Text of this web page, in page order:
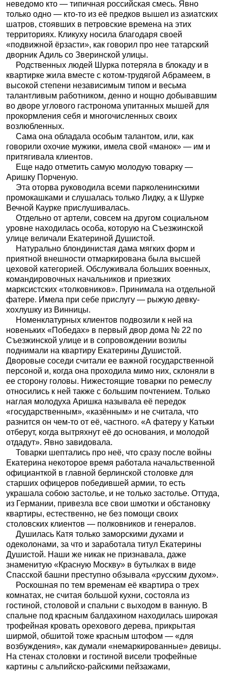
неведомо кто — типичная российская смесь. Явно
только одно — кто-то из её предков вышел из азиатских
шатров, стоявших в петровские времена на этих
территориях. Кликуху носила благодаря своей
«подвижной ёрзасти», как говорил про нее татарский
дворник Адиль со Зверинской улицы.
Родственных людей Шурка потеряла в блокаду и в
квартирке жила вместе с котом-трудягой Абрамеем, в
высокой степени независимым типом и весьма
талантливым работником, денно и нощно добывавшим
во дворе углового гастронома упитанных мышей для
прокормления себя и многочисленных своих
возлюбленных.
Сама она обладала особым талантом, или, как
говорили охочие мужики, имела свой «манок» — им и
притягивала клиентов.
Еще надо отметить самую молодую товарку —
Аришку Порченую.
Эта оторва руководила всеми парколенинскими
промокашками и слушалась только Лидку, а к Шурке
Вечной Каурке прислушивалась.
Отдельно от артели, совсем на другом социальном
уровне находилась особа, которую на Съезжинской
улице величали Екатериной Душистой.
Натурально блондинистая дама мягких форм и
приятной внешности отмаркирована была высшей
цеховой категорией. Обслуживала больших военных,
командировочных начальников и приезжих
марксистских «толковников». Принимала на отдельной
фатере. Имела при себе прислугу — рыжую девку-
хохлушку из Винницы.
Номенклатурных клиентов подвозили к ней на
новеньких «Победах» в первый двор дома № 22 по
Съезжинской улице и в сопровождении возилы
поднимали на квартиру Екатерины Душистой.
Дворовые соседи считали ее важной государственной
персоной и, когда она проходила мимо них, склоняли в
ее сторону головы. Нижестоящие товарки по ремеслу
относились к ней также с большим почтением. Только
наглая молодуха Аришка называла её передок
«государственным», «казённым» и не считала, что
разнится он чем-то от её, частного. «А фатеру у Катьки
отберут, когда вытряхнут её до основания, и молодой
отдадут». Явно завидовала.
Товарки шептались про неё, что сразу после войны
Екатерина некоторое время работала начальственной
официанткой в главной берлинской столовке для
старших офицеров победившей армии, то есть
украшала собою застолье, и не только застолье. Оттуда,
из Германии, привезла все свои шмотки и обстановку
квартиры, естественно, не без помощи своих
столовских клиентов — полковников и генералов.
Душилась Катя только заморскими духами и
одеколонами, за что и заработала титул Екатерины
Душистой. Наши же никак не признавала, даже
знаменитую «Красную Москву» в бутылках в виде
Спасской башни преступно обзывала «русским духом».
Роскошная по тем временам её квартира о трех
комнатах, не считая большой кухни, состояла из
гостиной, столовой и спальни с выходом в ванную. В
спальне под красным балдахином находилась широкая
трофейная кровать орехового дерева, прикрытая
ширмой, обшитой тоже красным штофом — «для
возбуждения», как думали «немаркированные» девицы.
На стенах столовки и гостиной висели трофейные
картины с альпийско-райскими пейзажами,